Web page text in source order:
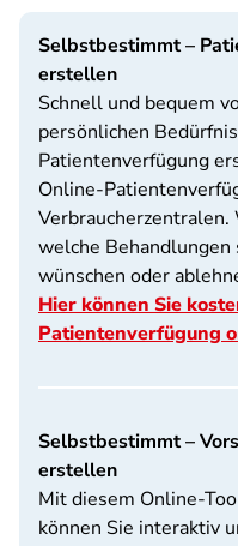
Selbstbestimmt –
erstellen
Schnell und bequem
persönlichen
Patientenverfügung
Online-
welche
wünschen oder
Hier können Sie
Patientenverfügung
Selbstbestimmt –
erstellen
Mit diesem Online-
können Sie interaktiv